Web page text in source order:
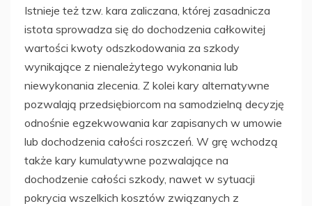
Istnieje też tzw. kara zaliczana, której zasadnicza
istota sprowadza się do dochodzenia całkowitej
wartości kwoty odszkodowania za szkody
wynikające z nienależytego wykonania lub
niewykonania zlecenia. Z kolei kary alternatywne
pozwalają przedsiębiorcom na samodzielną decyzję
odnośnie egzekwowania kar zapisanych w umowie
lub dochodzenia całości roszczeń. W grę wchodzą
także kary kumulatywne pozwalające na
dochodzenie całości szkody, nawet w sytuacji
pokrycia wszelkich kosztów związanych z